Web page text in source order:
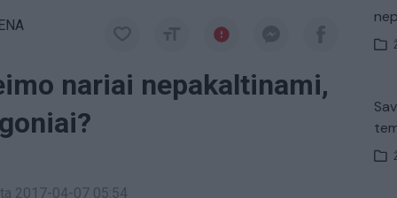
nariai nepakaltinami,
2017-04-07 05:54